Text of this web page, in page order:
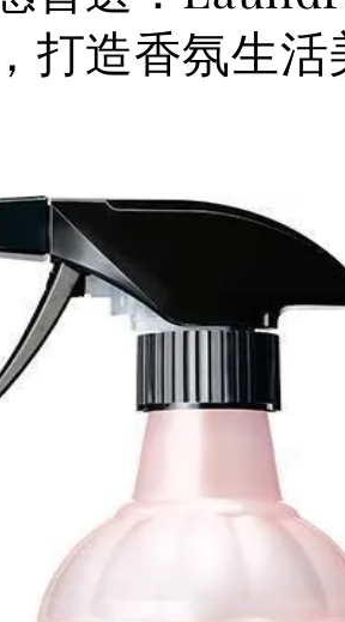
打造香氛生活